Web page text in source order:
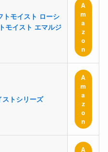
モイスト ローシ
モイスト エマルジ
A
m
a
z
o
n
トシリーズ
A
m
a
z
o
n
A